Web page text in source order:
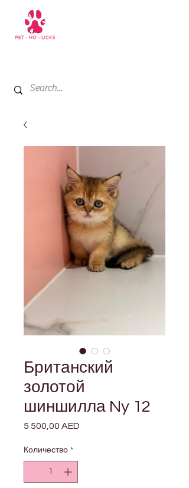
Британский
золотой
шиншилла Ny 12
5 500,00 AED
Количество *